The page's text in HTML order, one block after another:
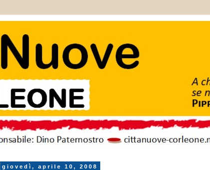
giovedì, aprile 10, 2008